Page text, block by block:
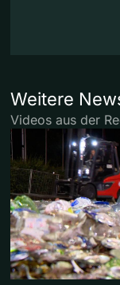
Weitere
Videos aus der